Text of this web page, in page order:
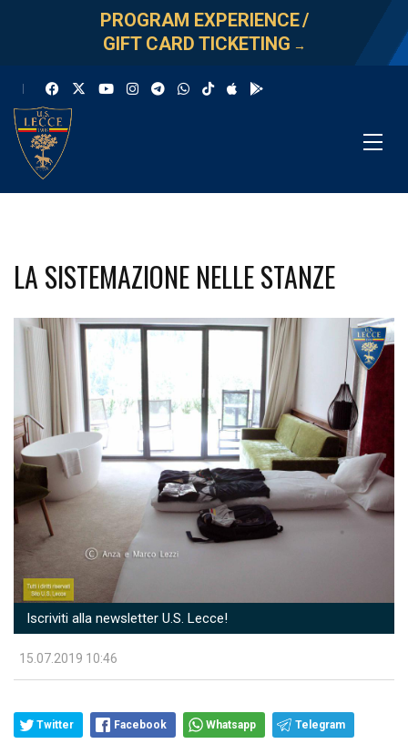
PROGRAM EXPERIENCE/
GIFT CARD TICKETING →
LA SISTEMAZIONE NELLE STANZE
Iscriviti alla newsletter U.S. Lecce!
15.07.2019 10:46
Twitter Facebook Whatsapp Telegram